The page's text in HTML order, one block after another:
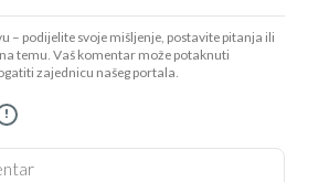
– podijelite svoje mišljenje, postavite pitanja ili
temu. Vaš komentar može potaknuti
zajednicu našeg portala.
!